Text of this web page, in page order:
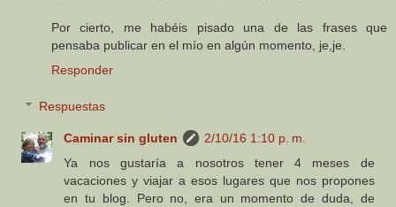
Por cierto, me habéis pisado una de las frases que
pensaba publicar en el mío en algún momento, je,je.
Responder
Respuestas
Caminar sin gluten
2/10/16 1:10 p. m.
Ya nos gustaría a nosotros tener 4 meses de
vacaciones y viajar a esos lugares que nos propones
en tu blog. Pero no, era un momento de duda, de